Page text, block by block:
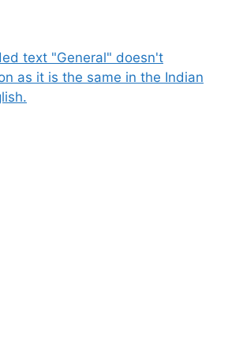
text "General" doesn't
as it is the same in the Indian